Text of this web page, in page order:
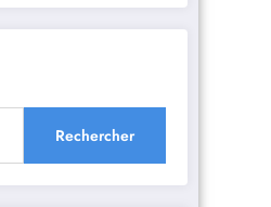
Rechercher